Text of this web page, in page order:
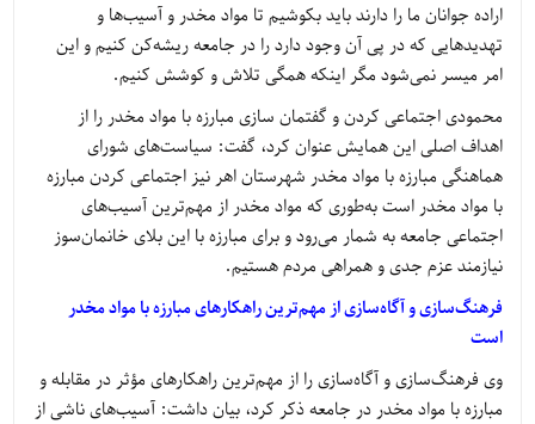
اراده جوانان ما را دارند باید بکوشیم تا مواد مخدر و آسیب‌ها و
تهدیدهایی که در پی آن وجود دارد را در جامعه ریشه‌کن کنیم و این
امر میسر نمی‌شود مگر اینکه همگی تلاش و کوشش کنیم.
محمودی اجتماعی کردن و گفتمان سازی مبارزه با مواد مخدر را از
اهداف اصلی این همایش عنوان کرد، گفت: سیاست‌های شورای
هماهنگی مبارزه با مواد مخدر شهرستان اهر نیز اجتماعی کردن مبارزه
با مواد مخدر است به‌طوری که مواد مخدر از مهم‌ترین آسیب‌های
اجتماعی جامعه به شمار می‌رود و برای مبارزه با این بلای خانمان‌سوز
نیازمند عزم جدی و همراهی مردم هستیم.
فرهنگ‌سازی و آگاه‌سازی از مهم‌ترین راهکارهای مبارزه با مواد مخدر
است
وی فرهنگ‌سازی و آگاه‌سازی را از مهم‌ترین راهکارهای مؤثر در مقابله و
مبارزه با مواد مخدر در جامعه ذکر کرد، بیان داشت: آسیب‌های ناشی از